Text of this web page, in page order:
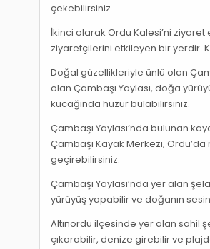
çekebilirsiniz.
İkinci olarak Ordu Kalesi’ni
ziyaretçilerini etkileyen bir yerdir.
Doğal güzellikleriyle ünlü olan
olan Çambaşı Yaylası, doğa
kucağında huzur bulabilirsiniz.
Çambaşı Yaylası’nda bulunan
Çambaşı Kayak Merkezi,
geçirebilirsiniz.
Çambaşı Yaylası’nda yer alan
yürüyüş yapabilir ve doğanın
Altınordu ilçesinde yer alan sahil
çıkarabilir, denize girebilir ve